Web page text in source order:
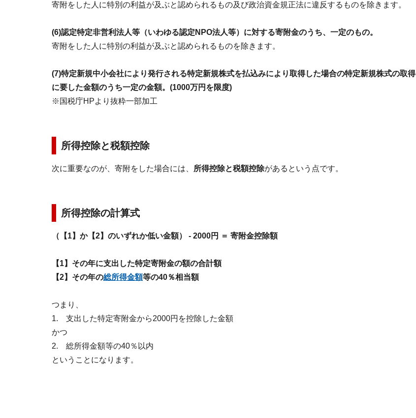
寄附をした人に特別の利益が及ぶと認められるもの及び政治資金規正法に違反するものを除きます。
(6)認定特定非営利法人等（いわゆる認定NPO法人等）に対する寄附金のうち、一定のもの。
寄附をした人に特別の利益が及ぶと認められるものを除きます。
(7)特定新規中小会社により発行される特定新規株式を払込みにより取得した場合の特定新規株式の取得
に要した金額のうち一定の金額。(1000万円を限度)
※国税庁HPより抜粋一部加工
所得控除と税額控除
次に重要なのが、寄附をした場合には、 所得控除と税額控除があるという点です。
所得控除の計算式
（【1】か【2】のいずれか低い金額） - 2000円 ＝ 寄附金控除額
【1】その年に支出した特定寄附金の額の合計額
【2】その年の総所得金額等の40％相当額
つまり、
1. 支出した特定寄附金から2000円を控除した金額
かつ
2. 総所得金額等の40％以内
ということになります。